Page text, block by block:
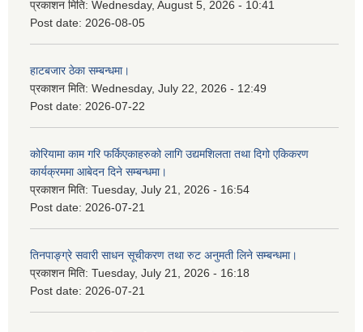
प्रकाशन मिति: Wednesday, August 5, 2026 - 10:41
Post date: 2026-08-05
हाटबजार ठेका सम्बन्धमा।
प्रकाशन मिति: Wednesday, July 22, 2026 - 12:49
Post date: 2026-07-22
कोरियामा काम गरि फर्किएकाहरुको लागि उद्यमशिलता तथा दिगो एकिकरण
कार्यक्रममा आबेदन दिने सम्बन्धमा।
प्रकाशन मिति: Tuesday, July 21, 2026 - 16:54
Post date: 2026-07-21
तिनपाङ्ग्रे सवारी साधन सूचीकरण तथा रुट अनुमती लिने सम्बन्धमा।
प्रकाशन मिति: Tuesday, July 21, 2026 - 16:18
Post date: 2026-07-21